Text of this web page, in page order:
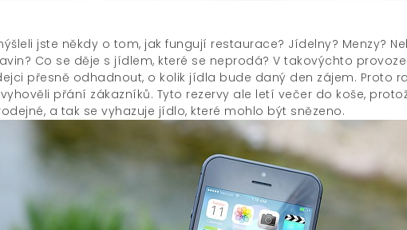
jste někdy o tom, jak fungují restaurace? Jídelny? Menzy?
Co se děje s jídlem, které se neprodá? V takovýchto
přesně odhadnout, o kolik jídla bude daný den zájem. Proto
přání zákazníků. Tyto rezervy ale letí večer do koše,
a tak se vyhazuje jídlo, které mohlo být snězeno.